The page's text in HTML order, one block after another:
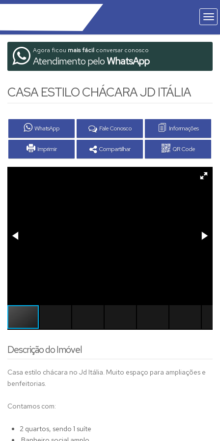
Agora ficou mais fácil conversar conosco
Atendimento peloWhatsApp
CASA ESTILO CHÁCARA JD ITÁLIA
WhatsApp Fale Conosco Informações
Imprimir Compartilhar QR Code
Descrição do Imóvel
Casa estilo chácara no Jd Itália. Muito espaço para ampliações e
benfeitorias.
Contamos com:
2 quartos, sendo 1 suíte